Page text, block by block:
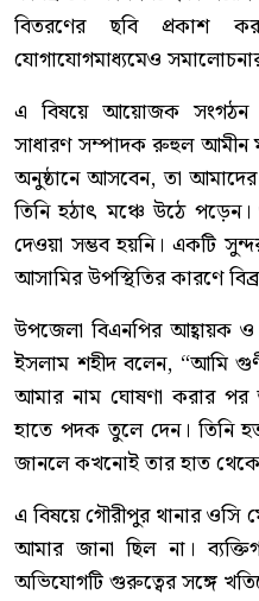
বিতরণের ছবি প্রকাশ
যোগাযোগমাধ্যমেও
এ বিষয়ে আয়োজক সংগঠন
সাধারণ সম্পাদক রুহুল আমীন
অনুষ্ঠানে আসবেন, তা
তিনি হঠাৎ মঞ্চে উঠে
দেওয়া সম্ভব হয়নি। একটি
আসামির উপস্থিতির কারণে
উপজেলা বিএনপির আহ্বায়ক ও
ইসলাম শহীদ বলেন, “আমি
আমার নাম ঘোষণা করার
হাতে পদক তুলে দেন। তিনি
জানলে কখনোই তার হাত
এ বিষয়ে গৌরীপুর থানার ওসি
আমার জানা ছিল না।
অভিযোগটি গুরুত্বের সঙ্গে